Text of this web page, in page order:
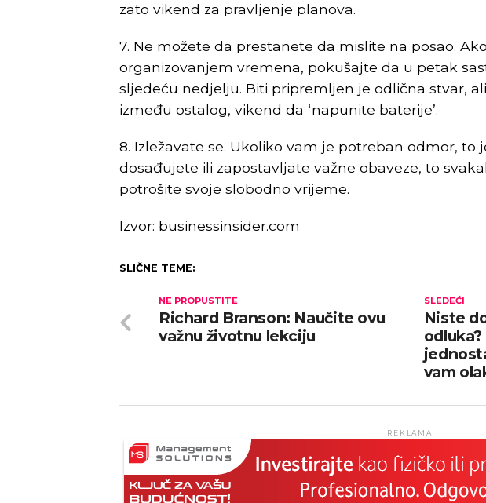
zato vikend za pravljenje planova.
7. Ne možete da prestanete da mislite na posao.
organizovanjem vremena, pokušajte da u petak
sljedeću nedjelju. Biti pripremljen je odlična stvar,
između ostalog, vikend da ‘napunite baterije’.
8. Izležavate se. Ukoliko vam je potreban odmor, to
dosađujete ili zapostavljate važne obaveze, to
potrošite svoje slobodno vrijeme.
Izvor: businessinsider.com
SLIČNE TEME:
SLEDEĆI
Niste
vam
NE PROPUSTITE
Richard Branson: Naučite ovu
važnu životnu lekciju
REKLAMA